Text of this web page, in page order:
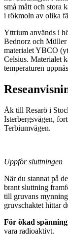
små mått och stora
i rökmoln av olika
Yttrium används i
Bednorz och Müller
materialet YBCO
Celsius. Materialet
temperaturen
Åk till Resarö i
Isterbergsvägen,
Terbiumvägen.
Uppför sluttningen
När du stannat på
brant sluttning
till gruvans
gruvschaktet hittar
För ökad
vara radioaktivt.